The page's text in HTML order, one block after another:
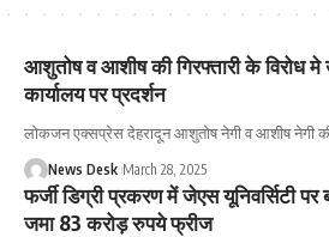
आशुतोष व आशीष की गिरफ्तारी के विरोध
कार्यालय पर प्रदर्शन
लोकजन एक्सप्रेस देहरादून आशुतोष नेगी व आशीष नेगी की
News Desk March 28, 2025
फर्जी डिग्री प्रकरण में जेएस यूनिवर्सिटी पर
जमा 83 करोड़ रुपये फ्रीज